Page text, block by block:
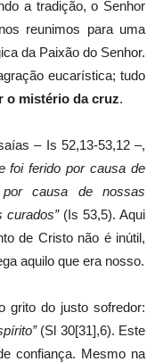
a tradição, o Senhor
reunimos para uma
da Paixão do Senhor.
eucarística; tudo
o mistério da cruz.
– Is 52,13-53,12 –,
foi ferido por causa de
por causa de nossas
(Is 53,5). Aqui
de Cristo não é inútil,
aquilo que era nosso.
do justo sofredor:
(Sl 30[31],6). Este
confiança. Mesmo na